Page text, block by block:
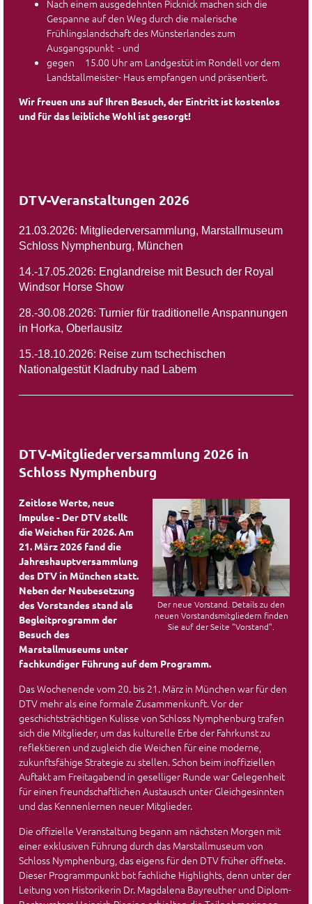
Nach einem ausgedehnten Picknick machen sich die
Gespanne auf den Weg durch die malerische
Frühlingslandschaft des Münsterlandes zum
Ausgangspunkt - und
gegen 15.00 Uhr am Landgestüt im Rondell vor dem
Landstallmeister- Haus empfangen und präsentiert.
Wir freuen uns auf Ihren Besuch, der Eintritt ist kostenlos
und für das leibliche Wohl ist gesorgt!
DTV-Veranstaltungen 2026
21.03.2026: Mitgliederversammlung, Marstallmuseum
Schloss Nymphenburg, München
14.-17.05.2026: Englandreise mit Besuch der Royal
Windsor Horse Show
28.-30.08.2026: Turnier für traditionelle Anspannungen
in Horka, Oberlausitz
15.-18.10.2026: Reise zum tschechischen
Nationalgestüt Kladruby nad Labem
DTV-Mitgliederversammlung 2026 in
Schloss Nymphenburg
Der neue Vorstand. Details zu den
neuen Vorstandsmitgliedern finden
Sie auf der Seite "Vorstand".
Zeitlose Werte, neue
Impulse - Der DTV stellt
die Weichen für 2026. Am
21. März 2026 fand die
Jahreshauptversammlung
des DTV in München statt.
Neben der Neubesetzung
des Vorstandes stand als
Begleitprogramm der
Besuch des
Marstallmuseums unter
fachkundiger Führung auf dem Programm.
Das Wochenende vom 20. bis 21. März in München war für den
DTV mehr als eine formale Zusammenkunft. Vor der
geschichtsträchtigen Kulisse von Schloss Nymphenburg trafen
sich die Mitglieder, um das kulturelle Erbe der Fahrkunst zu
reflektieren und zugleich die Weichen für eine moderne,
zukunftsfähige Strategie zu stellen. Schon beim inoffiziellen
Auftakt am Freitagabend in geselliger Runde war Gelegenheit
für einen freundschaftlichen Austausch unter Gleichgesinnten
und das Kennenlernen neuer Mitglieder.
Die offizielle Veranstaltung begann am nächsten Morgen mit
einer exklusiven Führung durch das Marstallmuseum von
Schloss Nymphenburg, das eigens für den DTV früher öffnete.
Dieser Programmpunkt bot fachliche Highlights, denn unter der
Leitung von Historikerin Dr. Magdalena Bayreuther und Diplom-